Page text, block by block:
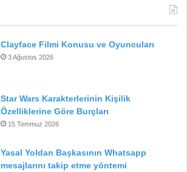
Clayface Filmi Konusu ve Oyuncuları
3 Ağustos 2026
Star Wars Karakterlerinin Kişilik
Özelliklerine Göre Burçları
15 Temmuz 2026
Yasal Yoldan Başkasının Whatsapp
mesajlarını takip etme yöntemi